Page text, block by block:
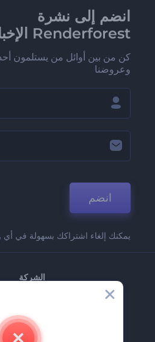
انضم إلى نشرة
Renderforest الإخبارية
كن من بين أوائل من يستلمون
وعروضنا
انضم
يمكنك إلغاء اشتراكك بسهولة في
الشركة
اتصل بنا
وظائف